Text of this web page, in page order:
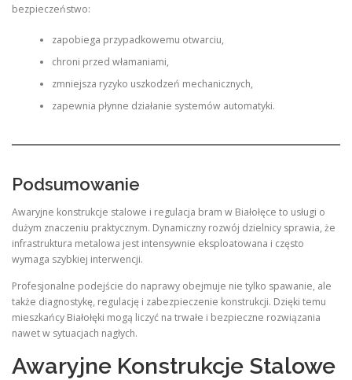
bezpieczeństwo:
zapobiega przypadkowemu otwarciu,
chroni przed włamaniami,
zmniejsza ryzyko uszkodzeń mechanicznych,
zapewnia płynne działanie systemów automatyki.
Podsumowanie
Awaryjne konstrukcje stalowe i regulacja bram w Białołęce to usługi o
dużym znaczeniu praktycznym. Dynamiczny rozwój dzielnicy sprawia, że
infrastruktura metalowa jest intensywnie eksploatowana i często
wymaga szybkiej interwencji.
Profesjonalne podejście do naprawy obejmuje nie tylko spawanie, ale
także diagnostykę, regulację i zabezpieczenie konstrukcji. Dzięki temu
mieszkańcy Białołęki mogą liczyć na trwałe i bezpieczne rozwiązania
nawet w sytuacjach nagłych.
Awaryjne Konstrukcje Stalowe